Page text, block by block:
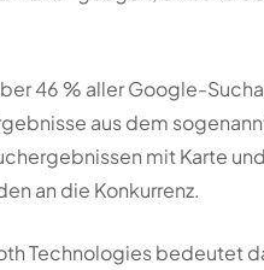
46 % aller Google-
aus dem
mit Karte
an die Konkurrenz.
Technologies bedeutet